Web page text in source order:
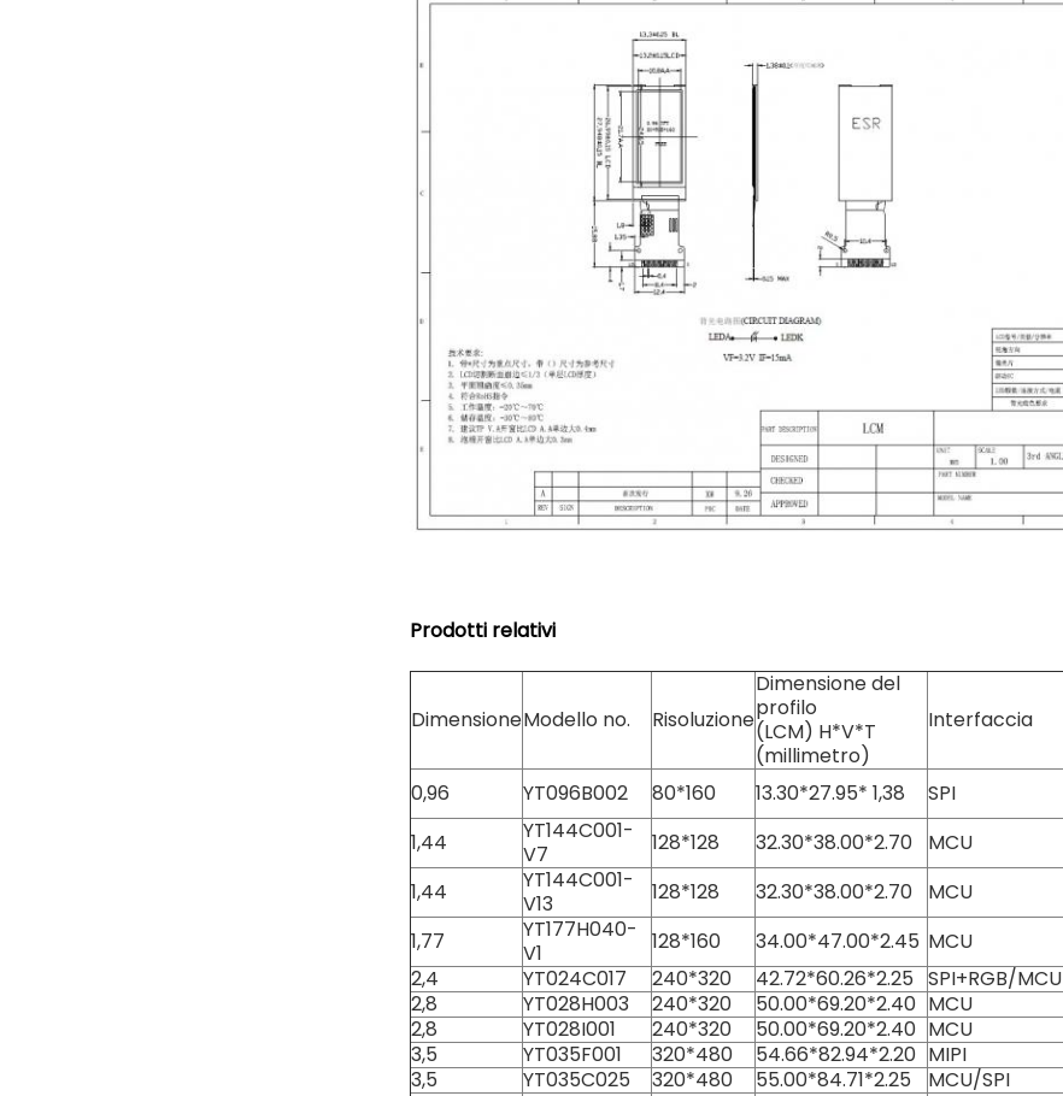
Prodotti relativi
DimensioneModello no. Risoluzione
Dimensione del
profilo
(LCM) H*V*T
(millimetro)
Interfaccia
0,96 YT096B002 80*160 13.30*27.95* 1,38 SPI
1,44
YT144C001-
V7
128*128 32.30*38.00*2.70 MCU
1,44
YT144C001-
V13
128*128 32.30*38.00*2.70 MCU
1,77
YT177H040-
V1
128*160 34.00*47.00*2.45 MCU
2,4
YT024C017 240*320 42.72*60.26*2.25 SPI+RGB/MCU
2,8
YT028H003 240*320 50.00*69.20*2.40 MCU
2,8
YT028I001 240*320 50.00*69.20*2.40 MCU
3,5
YT035F001 320*480 54.66*82.94*2.20 MIPI
3,5
YT035C025 320*480 55.00*84.71*2.25 MCU/SPI